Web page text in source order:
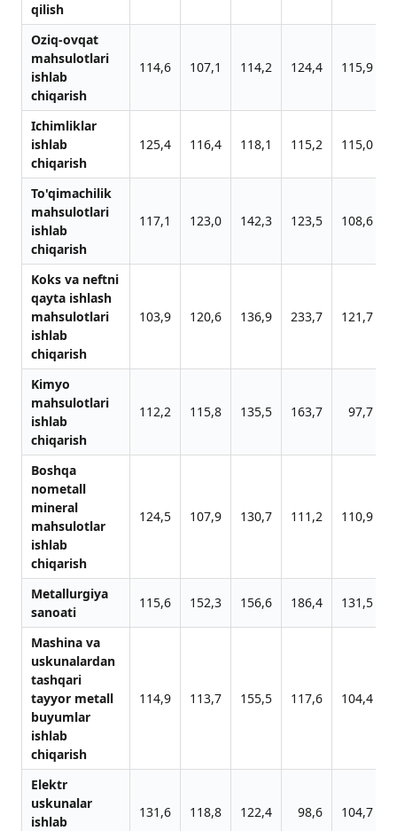
qilish
Oziq-ovqat
mahsulotlari
ishlab
chiqarish
114,6 107,1 114,2 124,4 115,9
Ichimliklar
ishlab
chiqarish
125,4 116,4 118,1 115,2 115,0
To'qimachilik
mahsulotlari
ishlab
chiqarish
117,1 123,0 142,3 123,5 108,6
Koks va neftni
qayta ishlash
mahsulotlari
ishlab
chiqarish
103,9 120,6 136,9 233,7 121,7
Kimyo
mahsulotlari
ishlab
chiqarish
112,2 115,8 135,5 163,7 97,7
Boshqa
nometall
mineral
mahsulotlar
ishlab
chiqarish
124,5 107,9 130,7 111,2 110,9
Metallurgiya
sanoati
115,6 152,3 156,6 186,4 131,5
Mashina va
uskunalardan
tashqari
tayyor metall
buyumlar
ishlab
chiqarish
114,9 113,7 155,5 117,6 104,4
Elektr
uskunalar
ishlab
131,6 118,8 122,4 98,6 104,7